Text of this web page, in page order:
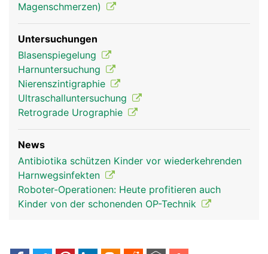
Magenschmerzen)
Untersuchungen
Blasenspiegelung
Harnuntersuchung
Nierenszintigraphie
Ultraschalluntersuchung
Retrograde Urographie
News
Antibiotika schützen Kinder vor wiederkehrenden
Harnwegsinfekten
Roboter-Operationen: Heute profitieren auch
Kinder von der schonenden OP-Technik